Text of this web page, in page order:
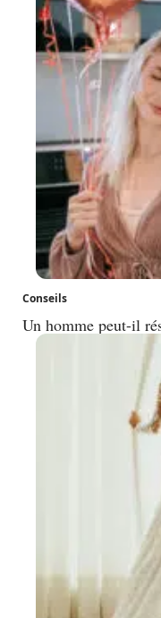
Conseils
Un homme peut-il